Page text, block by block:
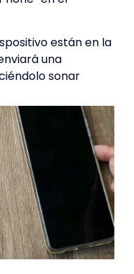
están en la
una
sonar